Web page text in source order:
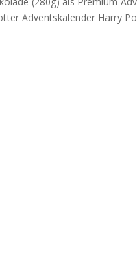
Adventskalender Harry